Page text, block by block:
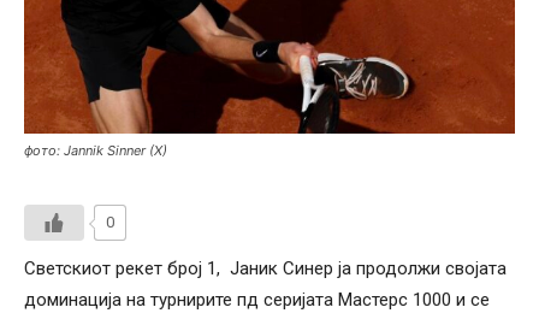
фото: Jannik Sinner (X)
0
Светскиот рекет број 1, Јаник Синер ја продолжи својата
доминација на турнирите пд серијата Мастерс 1000 и се